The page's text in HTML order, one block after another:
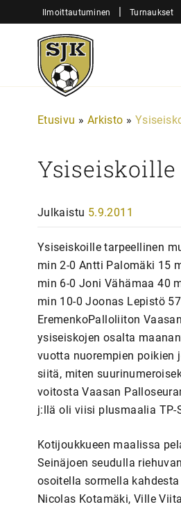
sisältöön
Ilmoittautuminen | Turnaukset
Sjk-
Juniorit
Etusivu » Arkisto »
Julkaistu 5.9.2011
Ysiseiskoille tarpeellinen
min 2-0 Antti Palomäki 15
min 6-0 Joni Vähämaa 40
min 10-0 Joonas Lepistö
EremenkoPalloliiton
ysiseiskojen osalta
vuotta nuorempien poikien
siitä, miten
voitosta Vaasan
j:llä oli viisi plusmaalia TP-
Kotijoukkueen maalissa
Seinäjoen seudulla
osoitella sormella
Nicolas Kotamäki, Ville